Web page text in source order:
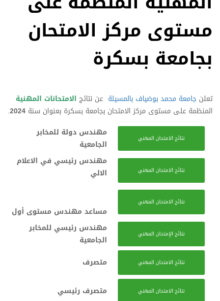
مستوى مركز الامتحان
بجامعة بسكرة
تعلن جامعة محمد بوضياف بالمسيلة عن نتائج الامتحانات المهنية
المنظمة على مستوى مركز الامتحان بجامعة بسكرة بعنوان سنة
.
نتائج الامتحان المهني
مهندس دولة للمخابر
الجامعية
نتائج الامتحان المهني
نتائج الامتحان المهني
مهندس رئيسي في الاعلام
الالي
مساعد مهندس مستوى أول
نتائج الإمتحان المهني
مهندس رئيسي للمخابر
الجامعية
نتائج الامتحان المهني متصرف
نتائج الامتحان المهني متصرف رئيسي